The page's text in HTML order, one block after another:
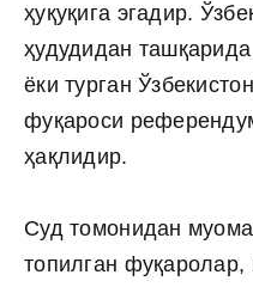
ҳуқуқига эгадир.
ҳудудидан
ёки турган
фуқароси
ҳақлидир.
Суд томонидан
топилган фуқаролар,